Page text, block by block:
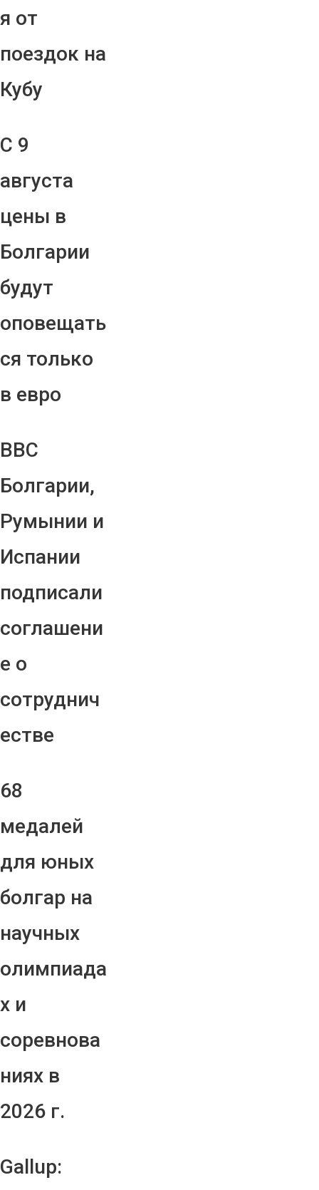
я от
поездок на
Кубу
С 9
августа
цены в
Болгарии
будут
оповещать
ся только
в евро
ВВС
Болгарии,
Румынии и
Испании
подписали
соглашени
е о
сотруднич
естве
68
медалей
для юных
болгар на
научных
олимпиада
х и
соревнова
ниях в
2026 г.
Gallup: